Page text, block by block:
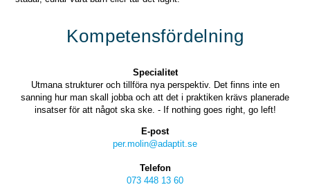
Kompetensfördelning
Specialitet
Utmana strukturer och tillföra nya perspektiv. Det finns inte en
sanning hur man skall jobba och att det i praktiken krävs planerade
insatser för att något ska ske. - If nothing goes right, go left!
E-post
per.molin@adaptit.se
Telefon
073 448 13 60